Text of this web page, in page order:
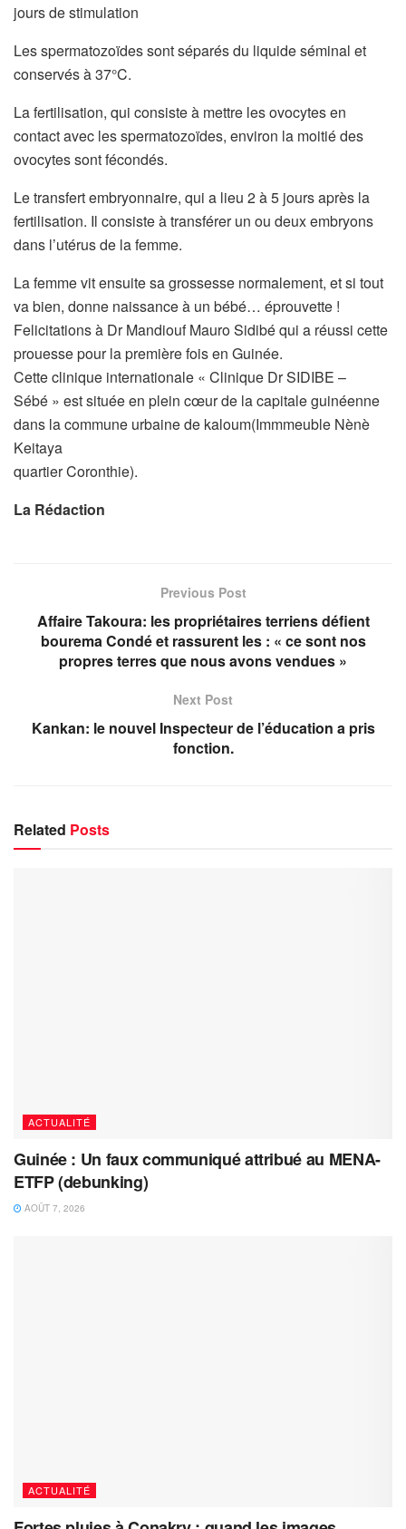
jours de stimulation
Les spermatozoïdes sont séparés du liquide séminal et
conservés à 37°C.
La fertilisation, qui consiste à mettre les ovocytes en
contact avec les spermatozoïdes, environ la moitié des
ovocytes sont fécondés.
Le transfert embryonnaire, qui a lieu 2 à 5 jours après la
fertilisation. Il consiste à transférer un ou deux embryons
dans l’utérus de la femme.
La femme vit ensuite sa grossesse normalement, et si tout
va bien, donne naissance à un bébé… éprouvette !
Felicitations à Dr Mandiouf Mauro Sidibé qui a réussi cette
prouesse pour la première fois en Guinée.
Cette clinique internationale « Clinique Dr SIDIBE –
Sébé » est située en plein cœur de la capitale guinéenne
dans la commune urbaine de kaloum(Immmeuble Nènè
Keitaya
quartier Coronthie).
La Rédaction
Previous Post
Affaire Takoura: les propriétaires terriens défient
bourema Condé et rassurent les : « ce sont nos
propres terres que nous avons vendues »
Next Post
Kankan: le nouvel Inspecteur de l’éducation a pris
fonction.
Related Posts
ACTUALITÉ
Guinée : Un faux communiqué attribué au MENA-
ETFP (debunking)
AOÛT 7, 2026
ACTUALITÉ